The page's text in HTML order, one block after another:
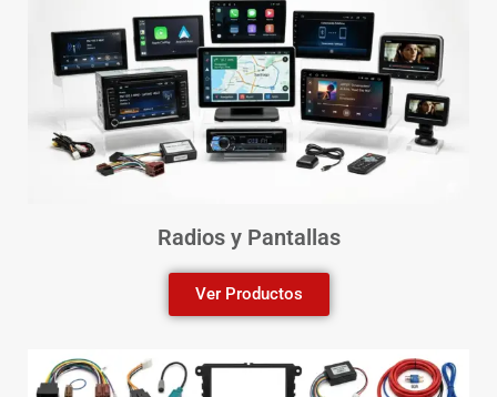
Radios y Pantallas
Ver Productos